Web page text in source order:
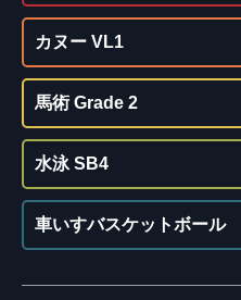
カヌー VL1
馬術 Grade 2
水泳 SB4
車いすバスケットボール